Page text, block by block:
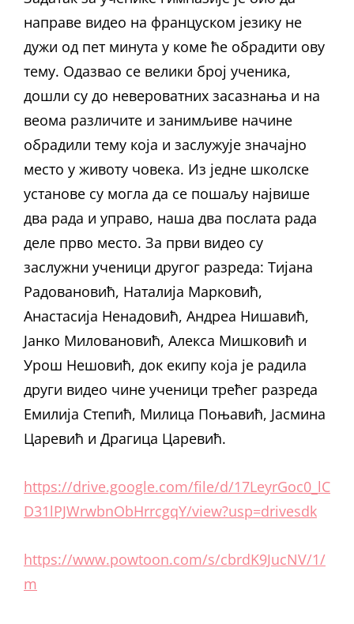
направе видео на француском језику не
дужи од пет минута у коме ће обрадити ову
тему. Одазвао се велики број ученика,
дошли су до невероватних зaсазнања и на
веома различите и занимљиве начине
обрадили тему која и заслужује значајно
место у животу човека. Из једне школске
установе су могла да се пошаљу највише
два рада и управо, наша два послата рада
деле прво место. За први видео су
заслужни ученици другог разреда: Тијана
Радовановић, Наталија Марковић,
Анастасија Ненадовић, Андреа Нишавић,
Јанко Миловановић, Алекса Мишковић и
Урош Нешовић, док екипу која је радила
други видео чине ученици трећег разреда
Емилија Степић, Милица Поњавић, Јасмина
Царевић и Драгица Царевић.
https://drive.google.com/file/d/17LeyrGoc0_lC
D31lPJWrwbnObHrrcgqY/view?usp=drivesdk
https://www.powtoon.com/s/cbrdK9JucNV/1/
m